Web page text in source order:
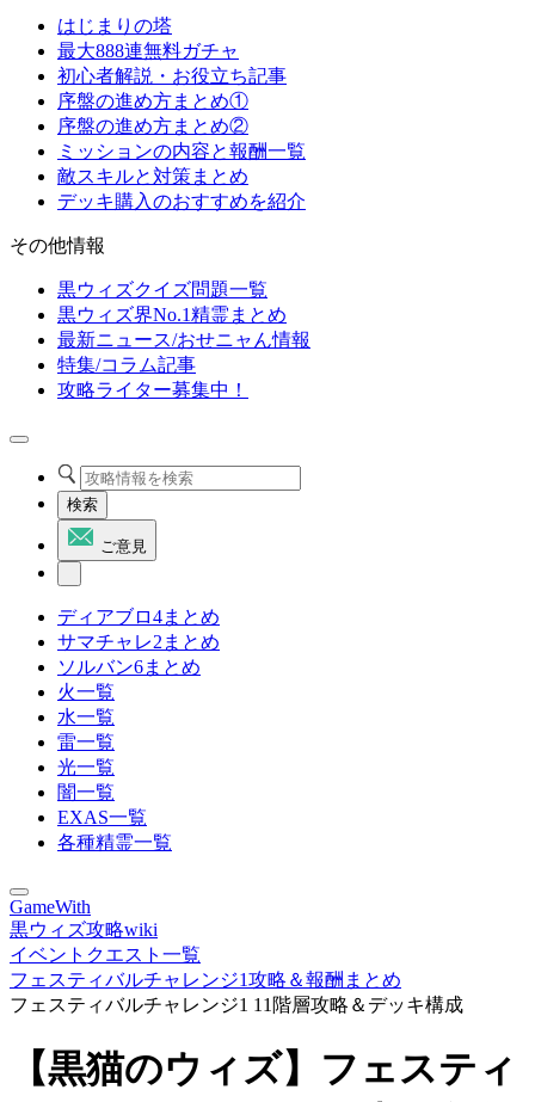
はじまりの塔
最大888連無料ガチャ
初心者解説・お役立ち記事
序盤の進め方まとめ①
序盤の進め方まとめ②
ミッションの内容と報酬一覧
敵スキルと対策まとめ
デッキ購入のおすすめを紹介
その他情報
黒ウィズクイズ問題一覧
黒ウィズ界No.1精霊まとめ
最新ニュース/おせニャん情報
特集/コラム記事
攻略ライター募集中！
検索
ご意見
ディアブロ4まとめ
サマチャレ2まとめ
ソルバン6まとめ
火一覧
水一覧
雷一覧
光一覧
闇一覧
EXAS一覧
各種精霊一覧
GameWith
黒ウィズ攻略wiki
イベントクエスト一覧
フェスティバルチャレンジ1攻略＆報酬まとめ
フェスティバルチャレンジ1 11階層攻略＆デッキ構成
【黒猫のウィズ】フェスティ